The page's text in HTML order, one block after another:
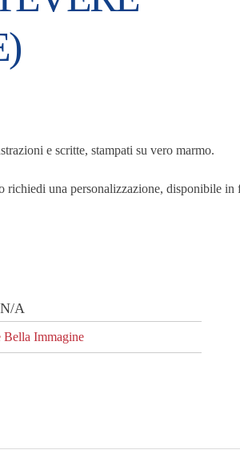
e scritte, stampati su vero marmo.
richiedi una personalizzazione, disponibile in
N/A
Bella Immagine